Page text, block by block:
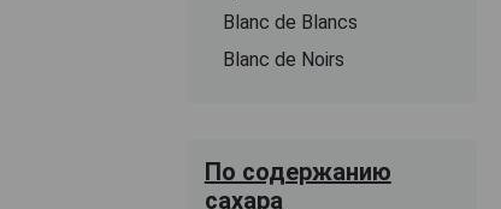
Blanc de Blancs
Blanc de Noirs
По содержанию
сахара